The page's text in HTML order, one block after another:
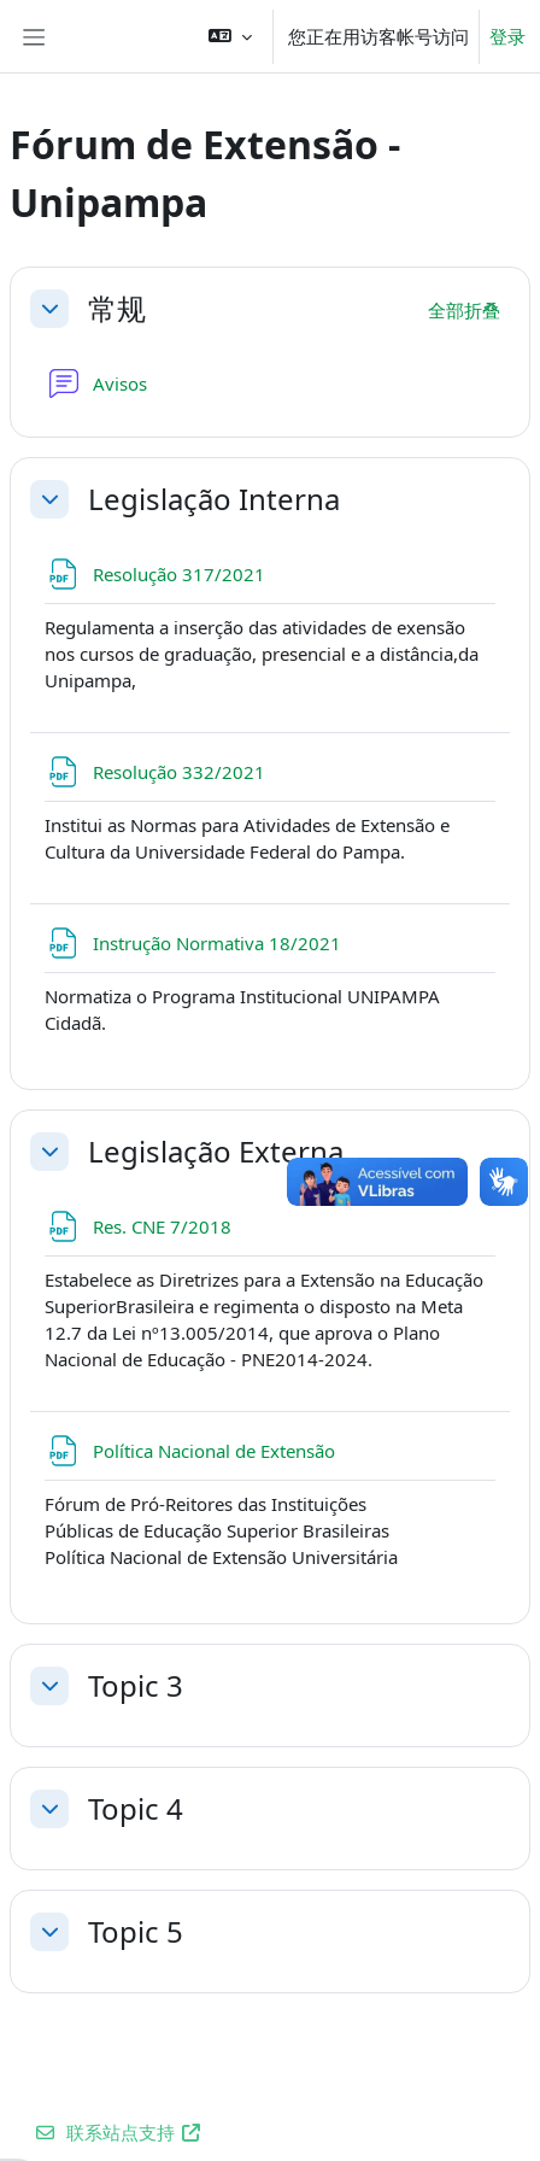
您正在用访客帐号访问 登录
Fórum de Extensão -
Unipampa
章节大纲
折叠 常规 全部折叠
Avisos
折叠 Legislação Interna
Resolução 317/2021
Regulamenta a inserção das atividades de exensão
nos cursos de graduação, presencial e a distância,da
Unipampa,
Resolução 332/2021
Institui as Normas para Atividades de Extensão e
Cultura da Universidade Federal do Pampa.
Instrução Normativa 18/2021
Normatiza o Programa Institucional UNIPAMPA
Cidadã.
折叠 Legislação Externa
Res. CNE 7/2018
Estabelece as Diretrizes para a Extensão na Educação
SuperiorBrasileira e regimenta o disposto na Meta
12.7 da Lei nº13.005/2014, que aprova o Plano
Nacional de Educação - PNE2014-2024.
Política Nacional de Extensão
Fórum de Pró-Reitores das Instituições
Públicas de Educação Superior Brasileiras
Política Nacional de Extensão Universitária
折叠 Topic 3
折叠 Topic 4
折叠 Topic 5
联系站点支持